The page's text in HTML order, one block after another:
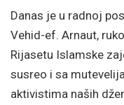
Danas je u radnoj
Vehid-ef. Arnaut,
Rijasetu Islamske
susreo i sa
aktivistima naših